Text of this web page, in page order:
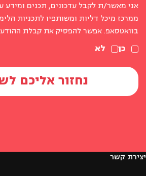
אני מאשר/ת לקבל עדכונים, תכנים ומידע
בוואטסאפ. אפשר להפסיק את קבלת
כן
לא
יצירת קשר